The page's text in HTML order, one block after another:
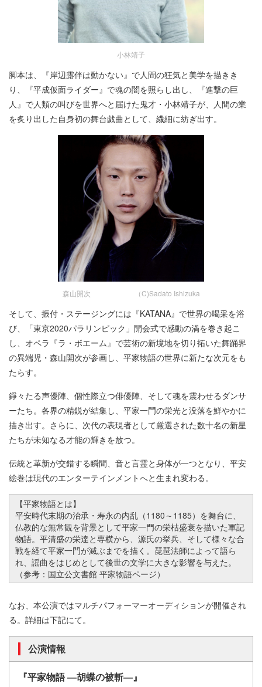
小林靖子
脚本は、『岸辺露伴は動かない』で人間の狂気と美学を描きき
り、『平成仮面ライダー』で魂の闇を照らし出し、『進撃の巨
人』で人類の叫びを世界へと届けた鬼才・小林靖子が、人間の業
を炙り出した自身初の舞台戯曲として、繊細に紡ぎ出す。
森山開次 （C)Sadato Ishizuka
そして、振付・ステージングには『KATANA』で世界の喝采を浴
び、「東京2020パラリンピック」開会式で感動の渦を巻き起こ
し、オペラ『ラ・ボエーム』で芸術の新境地を切り拓いた舞踊界
の異端児・森山開次が参画し、平家物語の世界に新たな次元をも
たらす。
錚々たる声優陣、個性際立つ俳優陣、そして魂を震わせるダンサ
ーたち。各界の精鋭が結集し、平家一門の栄光と没落を鮮やかに
描き出す。さらに、次代の表現者として厳選された数十名の新星
たちが未知なる才能の輝きを放つ。
伝統と革新が交錯する瞬間、音と言霊と身体が一つとなり、平安
絵巻は現代のエンターテインメントへと生まれ変わる。
【平家物語とは】
平安時代末期の治承・寿永の内乱​（1180～1185）を舞台に、
仏教的な無常観を背景として平家一門の栄枯盛衰を描いた軍記
物語。平清盛の栄達と専横から、源氏の挙兵、そして様々な合
戦を経て平家一門が滅ぶまでを描く。琵琶法師によって語ら
れ、謡曲をはじめとして後世の文学に大きな影響を与えた。
（参考：国立公文書館 平家物語ページ）
なお、本公演ではマルチパフォーマーオーディションが開催され
る。詳細は下記にて。
公演情報
『平家物語 ―胡蝶の被斬―』